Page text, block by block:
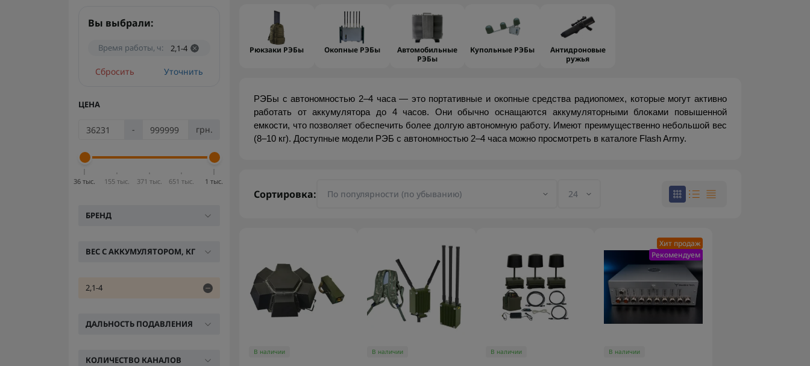
Вы выбрали:
Время работы, ч: 2,1-4
Сбросить Уточнить
ЦЕНА
- грн.
36 тыс. 155 тыс. 371 тыс. 651 тыс. 1 тыс.
БРЕНД
ВЕС С АККУМУЛЯТОРОМ, КГ
2,1-4
ДАЛЬНОСТЬ ПОДАВЛЕНИЯ
КОЛИЧЕСТВО КАНАЛОВ
Рюкзаки РЭБы Окопные РЭБы
Автомобильные
РЭБы
Купольные РЭБы
Антидроновые
ружья
РЭБы с автономностью 2–4 часа — это портативные и окопные средства радиопомех, которые могут активно
работать от аккумулятора до 4 часов. Они обычно оснащаются аккумуляторными блоками повышенной
емкости, что позволяет обеспечить более долгую автономную работу. Имеют преимущественно небольшой вес
(8–10 кг). Доступные модели РЭБ с автономностью 2–4 часа можно просмотреть в каталоге Flash Army.
Сортировка:
В наличии В наличии В наличии
Хит продаж
Рекомендуем
В наличии